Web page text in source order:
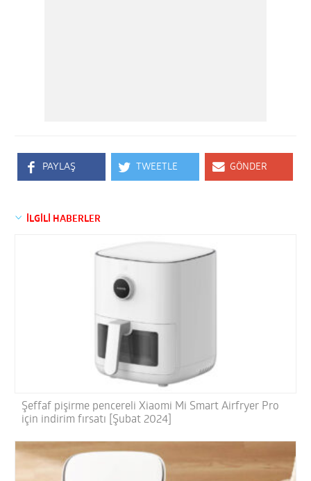
PAYLAŞ TWEETLE GÖNDER
İLGİLİ HABERLER
Şeffaf pişirme pencereli Xiaomi Mi Smart Airfryer Pro
için indirim fırsatı [Şubat 2024]